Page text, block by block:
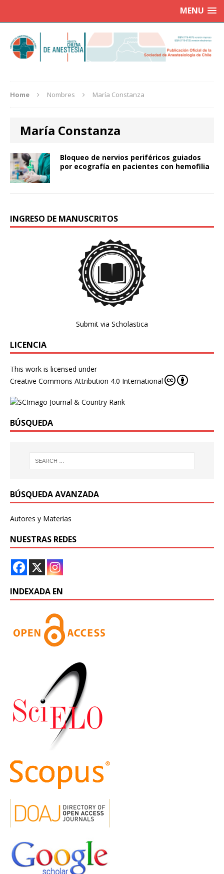
MENU
Home Nombres María Constanza
María Constanza
Bloqueo de nervios periféricos guiados
por ecografía en pacientes con hemofilia
INGRESO DE MANUSCRITOS
Submit via Scholastica
LICENCIA
This work is licensed under
Creative Commons Attribution 4.0 International
BÚSQUEDA
BÚSQUEDA AVANZADA
Autores y Materias
NUESTRAS REDES
INDEXADA EN